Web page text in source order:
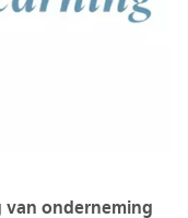
van onderneming